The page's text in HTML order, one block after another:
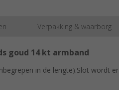
Verpakking & waarborg
goud 14 kt armband
in de lengte).Slot wordt er